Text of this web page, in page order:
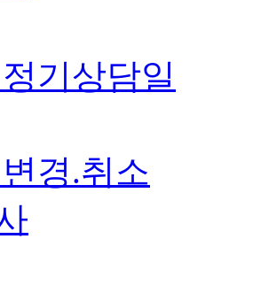
기상담일
경.취소